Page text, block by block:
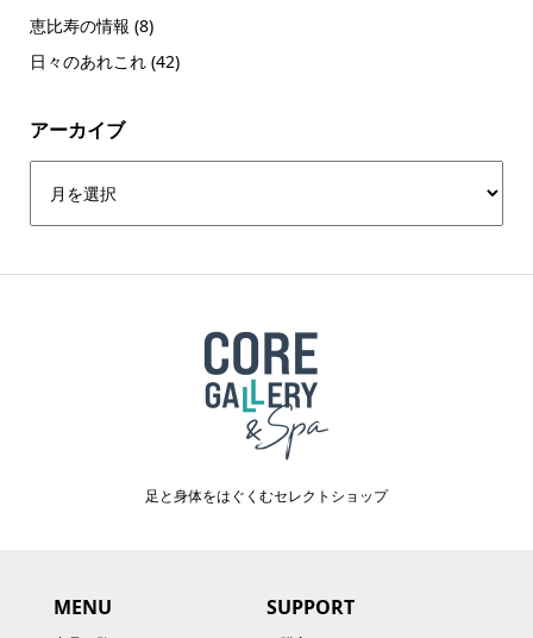
恵比寿の情報 (8)
日々のあれこれ(42)
アーカイブ
足と身体をはぐくむセレクトショップ
MENU SUPPORT